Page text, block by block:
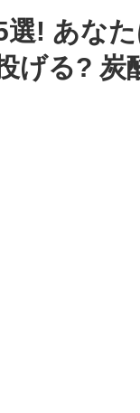
選! あな
げる? 炭